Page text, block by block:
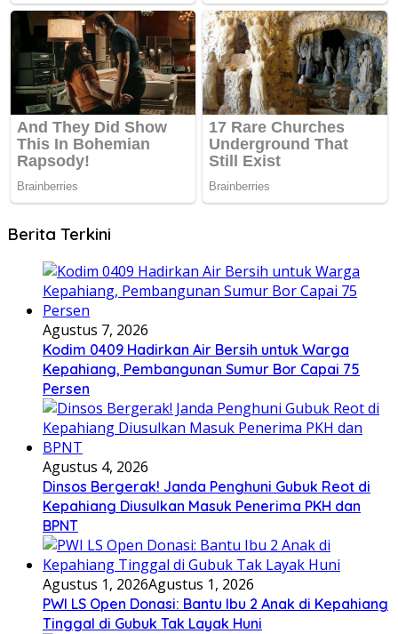
Berita Terkini
Agustus 7, 2026
Kodim 0409 Hadirkan Air Bersih untuk Warga
Kepahiang, Pembangunan Sumur Bor Capai 75
Persen
Agustus 4, 2026
Dinsos Bergerak! Janda Penghuni Gubuk Reot di
Kepahiang Diusulkan Masuk Penerima PKH dan
BPNT
Agustus 1, 2026Agustus 1, 2026
PWI LS Open Donasi: Bantu Ibu 2 Anak di Kepahiang
Tinggal di Gubuk Tak Layak Huni